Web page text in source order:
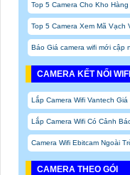
Top 5 Camera Cho Kho
Top 5 Camera Xem Mã Vạch
Báo Giá camera wifi mới cập
CAMERA KẾT NỐI WIFI
Lắp Camera Wifi Vantech Giá
Lắp Camera Wifi Có Cảnh
Camera Wifi Ebitcam Ngoài
CAMERA THEO GÓI